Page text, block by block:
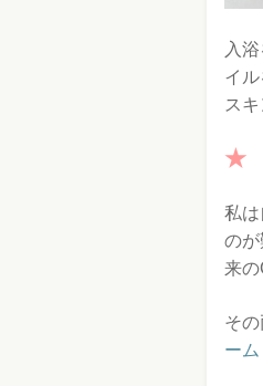
入
イ
ス
私
の
来の
そ
ーム